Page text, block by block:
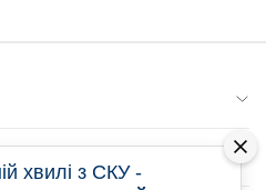
хвилі з СКУ -